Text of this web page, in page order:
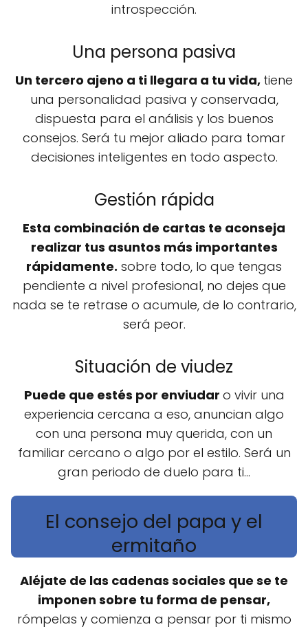
introspección.
Una persona pasiva
Un tercero ajeno a ti llegara a tu vida, tiene
una personalidad pasiva y conservada,
dispuesta para el análisis y los buenos
consejos. Será tu mejor aliado para tomar
decisiones inteligentes en todo aspecto.
Gestión rápida
Esta combinación de cartas te aconseja
realizar tus asuntos más importantes
rápidamente. sobre todo, lo que tengas
pendiente a nivel profesional, no dejes que
nada se te retrase o acumule, de lo contrario,
será peor.
Situación de viudez
Puede que estés por enviudar o vivir una
experiencia cercana a eso, anuncian algo
con una persona muy querida, con un
familiar cercano o algo por el estilo. Será un
gran periodo de duelo para ti...
El consejo del papa y el
ermitaño
Aléjate de las cadenas sociales que se te
imponen sobre tu forma de pensar,
rómpelas y comienza a pensar por ti mismo